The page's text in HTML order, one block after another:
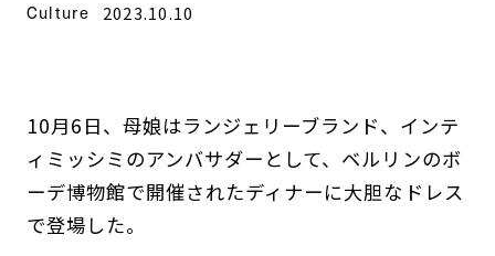
Culture 2023.10.10
10月6日、母娘はランジェリーブランド、インテ
ィミッシミのアンバサダーとして、ベルリンのボ
ーデ博物館で開催されたディナーに大胆なドレス
で登場した。